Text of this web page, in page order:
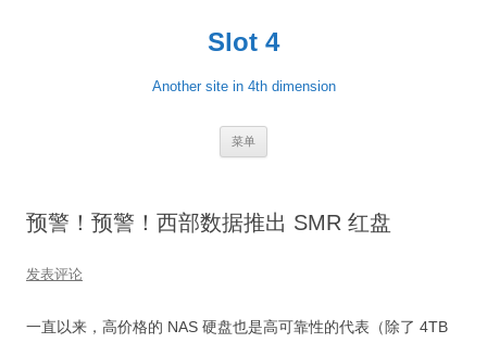
Slot 4
Another site in 4th dimension
菜单
预警！预警！西部数据推出 SMR 红盘
发表评论
一直以来，高价格的 NAS 硬盘也是高可靠性的代表（除了 4TB